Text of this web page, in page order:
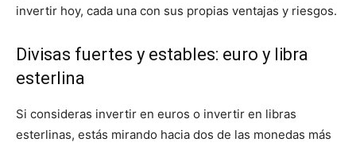
invertir hoy, cada una con sus propias ventajas y riesgos.
Divisas fuertes y estables: euro y libra
esterlina
Si consideras invertir en euros o invertir en libras
esterlinas, estás mirando hacia dos de las monedas más